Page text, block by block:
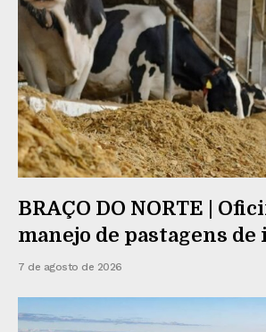
BRAÇO DO NORTE |
manejo de pastagens
7 de agosto de 2026